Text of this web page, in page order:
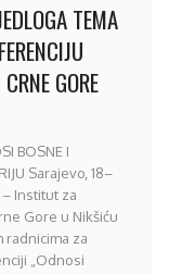
TEMA
GORE
BOSNE I
Sarajevo, 18–
Institut za
Gore u Nikšiću
radnicima za
„Odnosi